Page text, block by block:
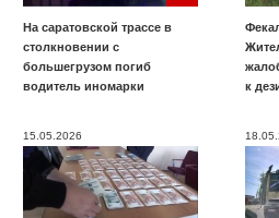
На саратовской трассе в
столкновении с
большегрузом погиб
водитель иномарки
к
15.05.2026